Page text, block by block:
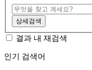
상세검색
결과 내 재검색
인기 검색어